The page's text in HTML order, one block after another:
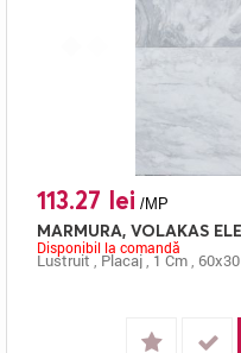
113.27 lei /MP
Lustruit,Placaj,1 Cm 60x30
Disponibil la comandă